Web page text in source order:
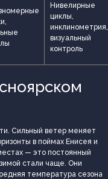
Нивелирные
циклы,
инклинометрия,
визуальный
контроль
Сильный ветер меняет
в поймах Енисея и
— это постоянный
стали чаще. Они
температура сезона